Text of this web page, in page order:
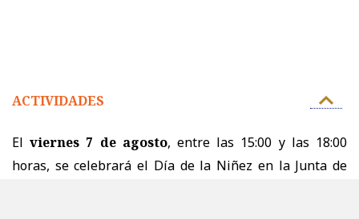
ACTIVIDADES
El viernes 7 de agosto, entre las 15:00 y las 18:00
horas, se celebrará el Día de la Niñez en la Junta de